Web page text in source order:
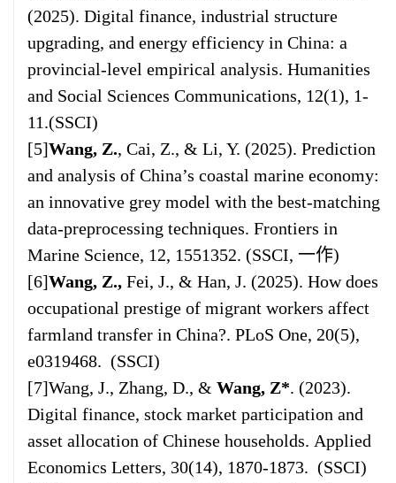
(2025). Digital finance, industrial structure
upgrading, and energy efficiency in China: a
provincial-level empirical analysis. Humanities
and Social Sciences Communications, 12(1), 1-
11.(SSCI)
[5]Wang, Z., Cai, Z., & Li, Y. (2025). Prediction
and analysis of China’s coastal marine economy:
an innovative grey model with the best-matching
data-preprocessing techniques. Frontiers in
Marine Science, 12, 1551352. (SSCI, 一作)
[6]Wang, Z., Fei, J., & Han, J. (2025). How does
occupational prestige of migrant workers affect
farmland transfer in China?. PLoS One, 20(5),
e0319468. (SSCI)
[7]Wang, J., Zhang, D., & Wang, Z*. (2023).
Digital finance, stock market participation and
asset allocation of Chinese households. Applied
Economics Letters, 30(14), 1870-1873. (SSCI)